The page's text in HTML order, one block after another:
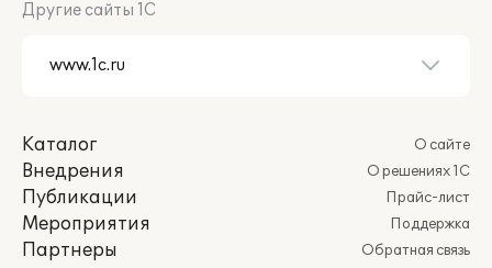
Другие сайты 1С
Каталог
Внедрения
Публикации
Мероприятия
Партнеры
О сайте
О решениях 1С
Прайс-лист
Поддержка
Обратная связь